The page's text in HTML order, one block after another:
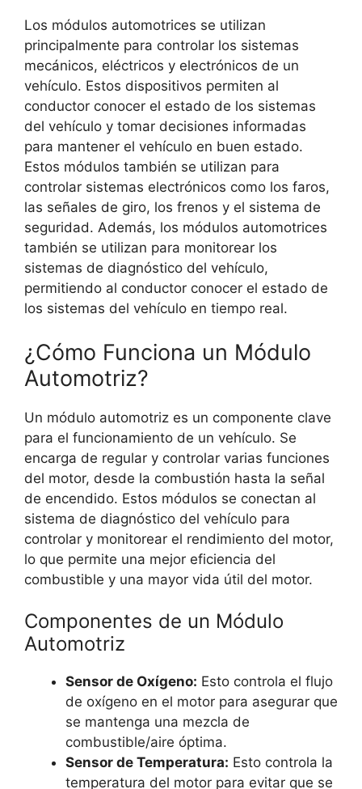
Los módulos automotrices se utilizan
principalmente para controlar los sistemas
mecánicos, eléctricos y electrónicos de un
vehículo. Estos dispositivos permiten al
conductor conocer el estado de los sistemas
del vehículo y tomar decisiones informadas
para mantener el vehículo en buen estado.
Estos módulos también se utilizan para
controlar sistemas electrónicos como los faros,
las señales de giro, los frenos y el sistema de
seguridad. Además, los módulos automotrices
también se utilizan para monitorear los
sistemas de diagnóstico del vehículo,
permitiendo al conductor conocer el estado de
los sistemas del vehículo en tiempo real.
¿Cómo Funciona un Módulo
Automotriz?
Un módulo automotriz es un componente clave
para el funcionamiento de un vehículo. Se
encarga de regular y controlar varias funciones
del motor, desde la combustión hasta la señal
de encendido. Estos módulos se conectan al
sistema de diagnóstico del vehículo para
controlar y monitorear el rendimiento del motor,
lo que permite una mejor eficiencia del
combustible y una mayor vida útil del motor.
Componentes de un Módulo
Automotriz
Sensor de Oxígeno: Esto controla el flujo
de oxígeno en el motor para asegurar que
se mantenga una mezcla de
combustible/aire óptima.
Sensor de Temperatura: Esto controla la
temperatura del motor para evitar que se